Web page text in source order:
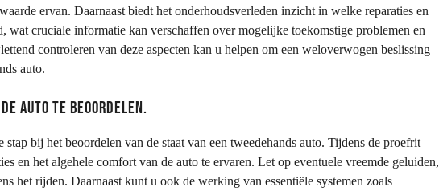
ervan. Daarnaast biedt het onderhoudsverleden inzicht in welke reparaties en
wat cruciale informatie kan verschaffen over mogelijke toekomstige problemen en
controleren van deze aspecten kan u helpen om een weloverwogen beslissing
auto.
auto te beoordelen.
bij het beoordelen van de staat van een tweedehands auto. Tijdens de proefrit
en het algehele comfort van de auto te ervaren. Let op eventuele vreemde geluiden,
het rijden. Daarnaast kunt u ook de werking van essentiële systemen zoals